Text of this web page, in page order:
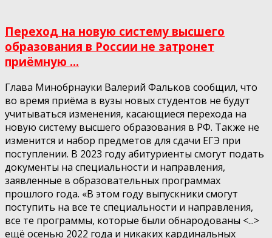
Переход на новую систему высшего
образования в России не затронет
приёмную ...
Глава Минобрнауки Валерий Фальков сообщил, что
во время приёма в вузы новых студентов не будут
учитываться изменения, касающиеся перехода на
новую систему высшего образования в РФ. Также не
изменится и набор предметов для сдачи ЕГЭ при
поступлении. В 2023 году абитуриенты смогут подать
документы на специальности и направления,
заявленные в образовательных программах
прошлого года. «В этом году выпускники смогут
поступить на все те специальности и направления,
все те программы, которые были обнародованы <...>
ещё осенью 2022 года и никаких кардинальных